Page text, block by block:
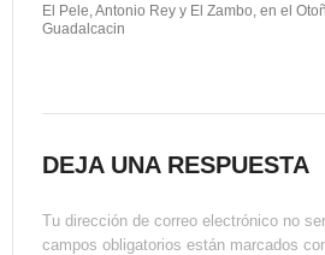
El Pele, Antonio Rey y El Zambo, en el
Guadalcacin
DEJA UNA RESPUESTA
Tu dirección de correo electrónico no
campos obligatorios están marcados